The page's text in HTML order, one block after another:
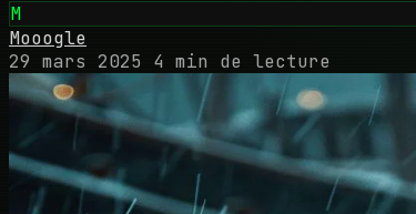
M
Mooogle
29 mars 2025
4 min de lecture